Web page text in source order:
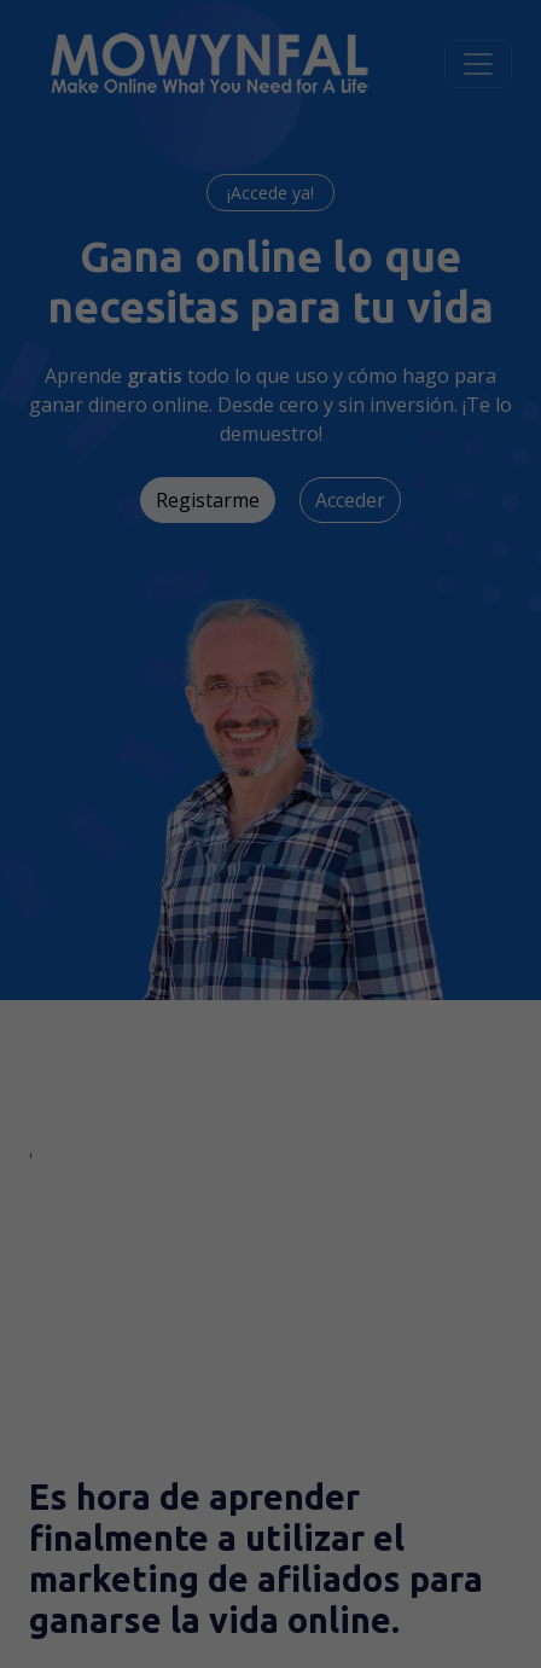
¡Accede ya!
Gana online lo que
necesitas para tu vida
Aprende gratis todo lo que uso y cómo hago para
ganar dinero online. Desde cero y sin inversión. ¡Te lo
demuestro!
Registarme Acceder
'
Es hora de aprender
finalmente a utilizar el
marketing de afiliados para
ganarse la vida online.